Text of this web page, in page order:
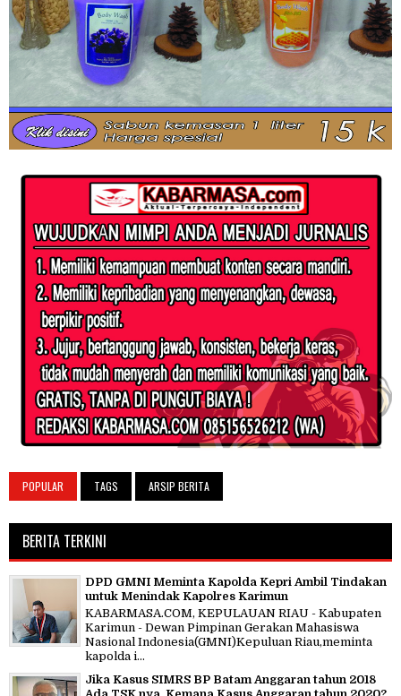
POPULAR TAGS ARSIP BERITA
BERITA TERKINI
DPD GMNI Meminta Kapolda Kepri Ambil Tindakan
untuk Menindak Kapolres Karimun
KABARMASA.COM, KEPULAUAN RIAU - Kabupaten
Karimun - Dewan Pimpinan Gerakan Mahasiswa
Nasional Indonesia(GMNI)Kepuluan Riau,meminta
kapolda i...
Jika Kasus SIMRS BP Batam Anggaran tahun 2018